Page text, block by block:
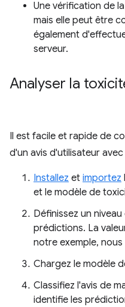
Une vérification de
mais elle peut être
également
serveur.
Analyser la
Il est facile et rapide de
d'un avis d'utilisateur avec
Installez et importez
et le modèle de
Définissez un
prédictions. La
notre exemple,
Chargez le modèle
Classifiez l'avis de
identifie les